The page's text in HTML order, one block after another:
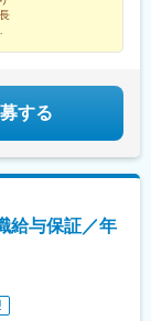
する
給与保証／年